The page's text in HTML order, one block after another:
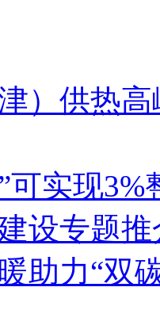
）供热
可实现
设专题
助力“双